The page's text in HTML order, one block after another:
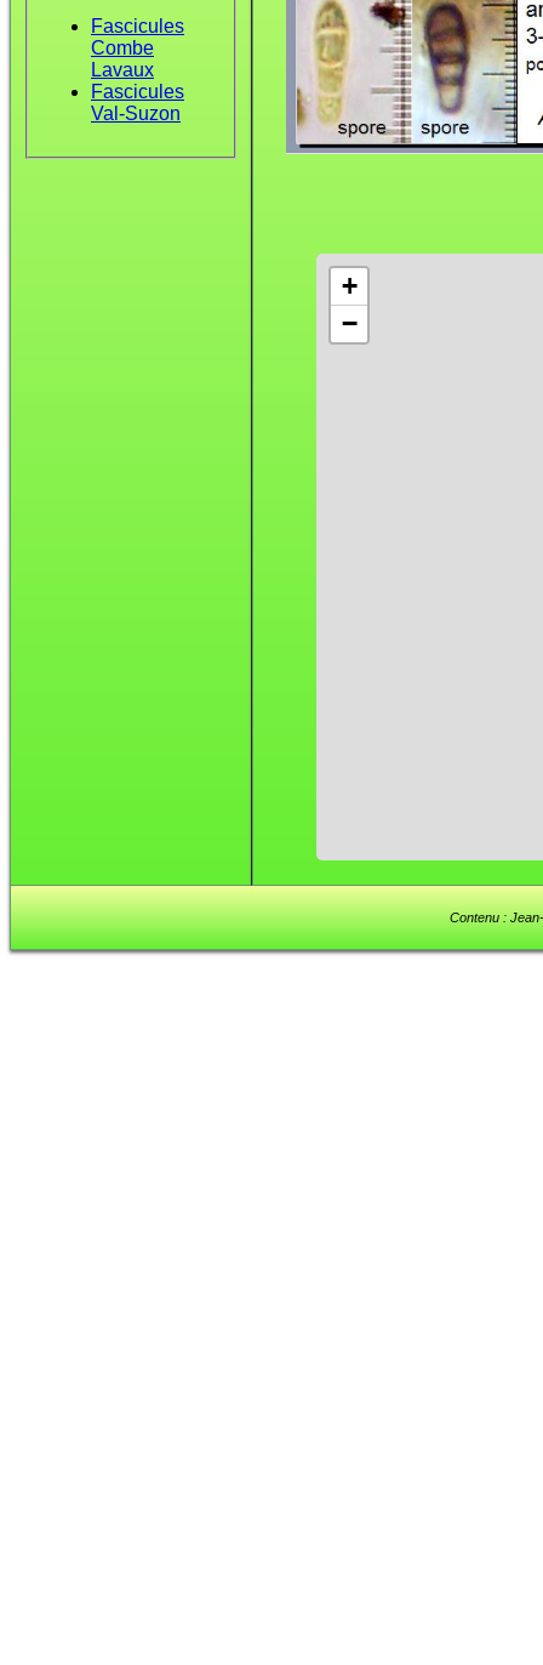
Fascicules
Combe
Lavaux
Fascicules
Val-Suzon
+
−
Contenu :